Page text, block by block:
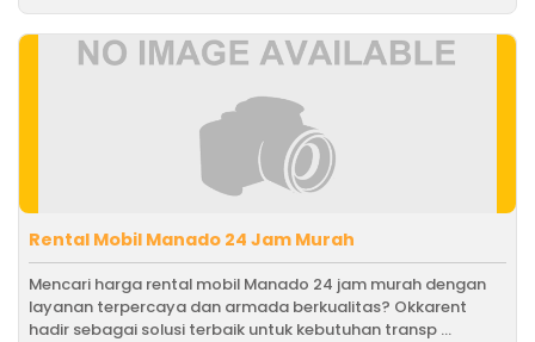
Rental Mobil Manado 24 Jam Murah
Mencari harga rental mobil Manado 24 jam murah dengan
layanan terpercaya dan armada berkualitas? Okkarent
hadir sebagai solusi terbaik untuk kebutuhan transp ...